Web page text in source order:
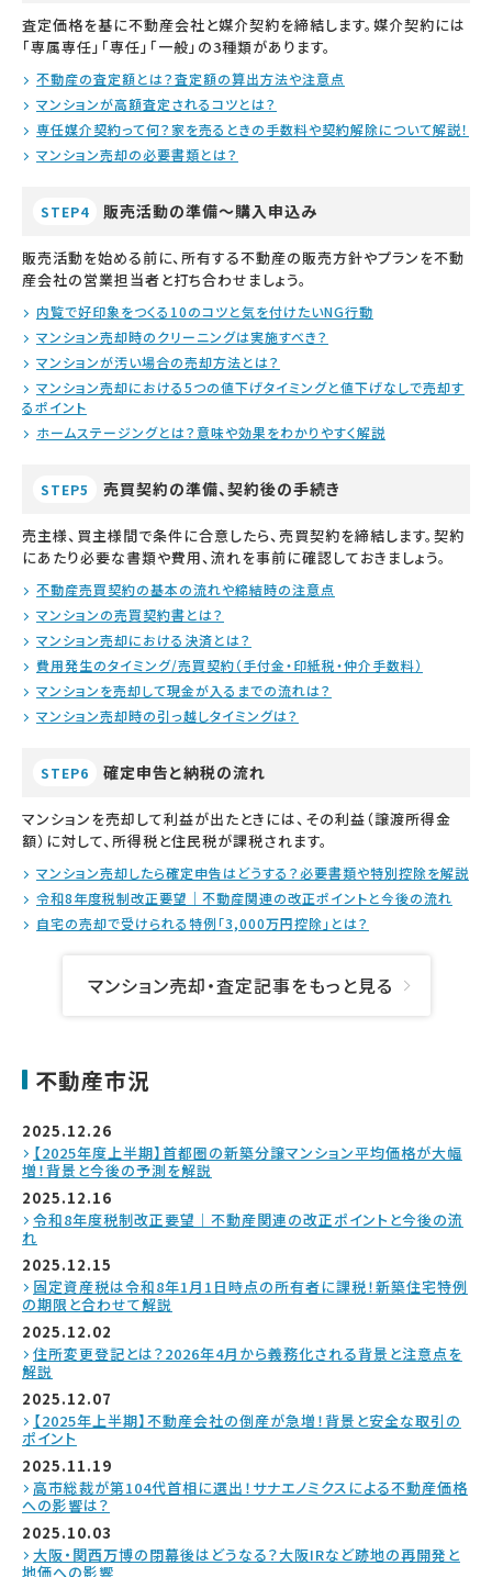
査定価格を基に不動産会社と媒介契約を締結します。媒介契約には
「専属専任」「専任」「一般」の3種類があります。
不動産の査定額とは？査定額の算出方法や注意点
マンションが高額査定されるコツとは？
専任媒介契約って何？家を売るときの手数料や契約解除について解説！
マンション売却の必要書類とは？
STEP4 販売活動の準備～購入申込み
販売活動を始める前に、所有する不動産の販売方針やプランを不動
産会社の営業担当者と打ち合わせましょう。
内覧で好印象をつくる10のコツと気を付けたいNG行動
マンション売却時のクリーニングは実施すべき？
マンションが汚い場合の売却方法とは？
マンション売却における5つの値下げタイミングと値下げなしで売却す
るポイント
ホームステージングとは？意味や効果をわかりやすく解説
STEP5 売買契約の準備、契約後の手続き
売主様、買主様間で条件に合意したら、売買契約を締結します。契約
にあたり必要な書類や費用、流れを事前に確認しておきましょう。
不動産売買契約の基本の流れや締結時の注意点
マンションの売買契約書とは？
マンション売却における決済とは？
費用発生のタイミング/売買契約（手付金・印紙税・仲介手数料）
マンションを売却して現金が入るまでの流れは？
マンション売却時の引っ越しタイミングは？
STEP6 確定申告と納税の流れ
マンションを売却して利益が出たときには、その利益（譲渡所得金
額）に対して、所得税と住民税が課税されます。
マンション売却したら確定申告はどうする？必要書類や特別控除を解説
令和8年度税制改正要望｜不動産関連の改正ポイントと今後の流れ
自宅の売却で受けられる特例「3,000万円控除」とは？
マンション売却・査定記事をもっと見る
不動産市況
2025.12.26
【2025年度上半期】首都圏の新築分譲マンション平均価格が大幅
増！背景と今後の予測を解説
2025.12.16
令和8年度税制改正要望｜不動産関連の改正ポイントと今後の流
れ
2025.12.15
固定資産税は令和8年1月1日時点の所有者に課税！新築住宅特例
の期限と合わせて解説
2025.12.02
住所変更登記とは？2026年4月から義務化される背景と注意点を
解説
2025.12.07
【2025年上半期】不動産会社の倒産が急増！背景と安全な取引の
ポイント
2025.11.19
高市総裁が第104代首相に選出！サナエノミクスによる不動産価格
への影響は？
2025.10.03
大阪・関西万博の閉幕後はどうなる？大阪IRなど跡地の再開発と
地価への影響